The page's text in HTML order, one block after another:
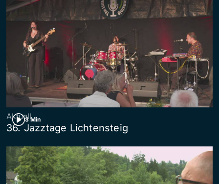
3 Min
Aktuell
36. Jazztage Lichtensteig